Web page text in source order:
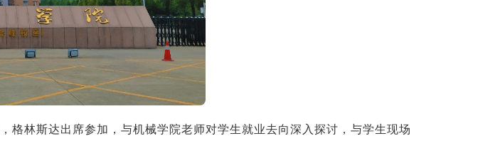
林斯达出席参加，与机械学院老师对学生就业去向深入探讨，与学生现场